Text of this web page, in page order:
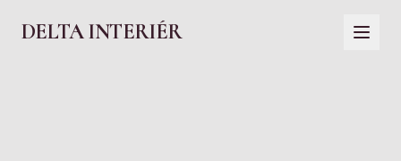
DELTA INTERIÉR